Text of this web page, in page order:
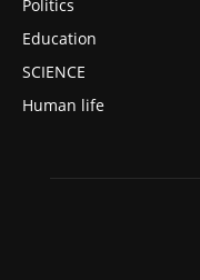
Politics
Education
SCIENCE
Human life